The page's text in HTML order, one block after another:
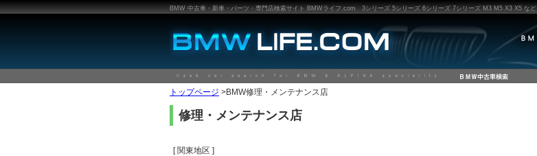
BMW 中古車・新車・パーツ・専門店検索サイト BMWライフ.com 3シリーズ 5シリーズ 6シリーズ 7シリーズ M3 M5 X3 X5 など
トップページ >BMW修理・メンテナンス店
修理・メンテナンス店
[ 関東地区 ]